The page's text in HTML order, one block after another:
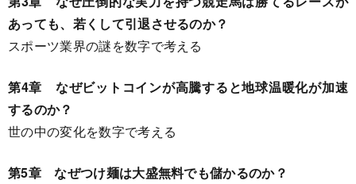
あっても、若くして引退させるのか？
スポーツ業界の謎を数字で考える
第4章 なぜビットコインが高騰すると地球温暖化が加速
するのか？
世の中の変化を数字で考える
第5章 なぜつけ麺は大盛無料でも儲かるのか？